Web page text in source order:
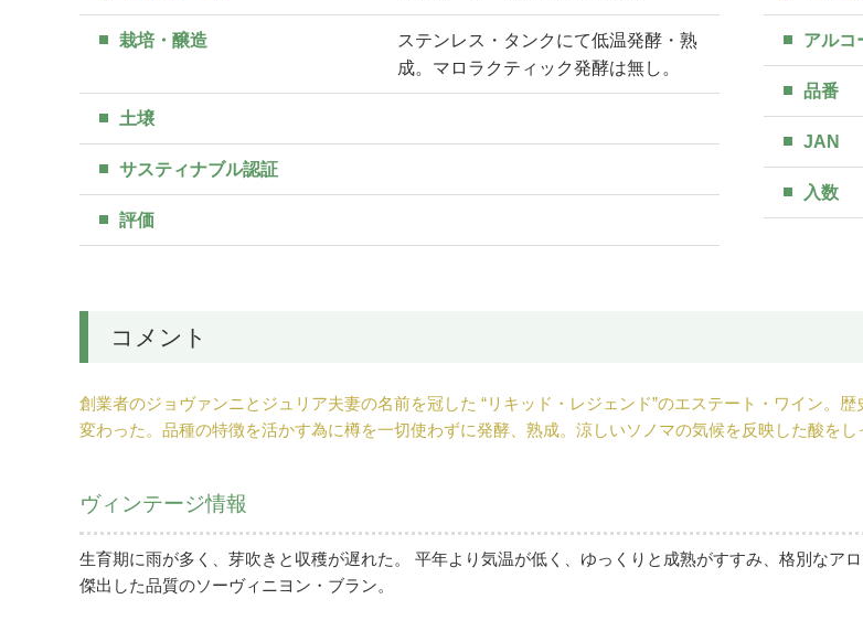
栽培・醸造
ステンレス・タンクにて低温発酵・熟
成。マロラクティック発酵は無し。
土壌
サスティナブル認証
評価
アルコ
品番
JAN
入数
コメント
創業者のジョヴァンニとジュリア夫妻の名前を冠した “リキッド・レジェンド”のエステート・ワイン。
変わった。品種の特徴を活かす為に樽を一切使わずに発酵、熟成。涼しいソノマの気候を反映した酸を
ヴィンテージ情報
生育期に雨が多く、芽吹きと収穫が遅れた。 平年より気温が低く、ゆっくりと成熟がすすみ、格別なア
傑出した品質のソーヴィニヨン・ブラン。